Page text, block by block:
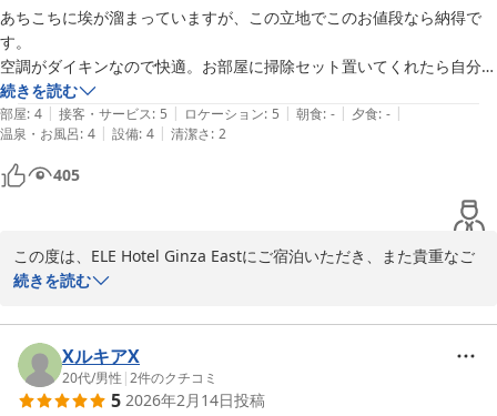
についても含めて検討したいと存じます。　ぜひ、また東京観光や
ビジネスで当地にお越しの際にはぜひ、当館をご利用ください。
お待ちしております。
ELE hotel Ginza East
運営責任者
ＥＬＥ ｈｏｔｅｌ Ｇｉｎｚａ Ｅａｓｔ
2026-06-18
あちこちに埃が溜まっていますが、この立地でこのお値段なら納得で
す。
空調がダイキンなので快適。お部屋に掃除セット置いてくれたら自分で
掃除しますよ☺️
続きを読む
部屋: 4 | 接客・サービス: 5 | ロケーション: 5 | 朝食: - | 夕食: - |
温泉・お風呂: 4 | 設備: 4 | 清潔さ: 2
405
この度は、ELE Hotel Ginza Eastにご宿泊いただき、また貴重なご
意見をご投稿頂き、誠にありがとうございました。立地などご満足
など、清掃面で不備があったご様子で、こちらに関しては、大変失
礼しました。　これからも、快適にお寛ぎいただく様に、スタッフ
一同対応してまいりますので、またのご利用をお待ちしておりま
す。
続きを読む
XルキアX
20代/男性 |2件のクチコミ
5 2026年2月14日投稿